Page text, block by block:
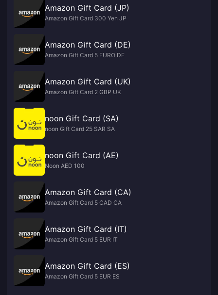
Amazon Gift Card (JP)
Amazon Gift Card 300 Yen JP
Amazon Gift Card (DE)
Amazon Gift Card 5 EURO DE
Amazon Gift Card (UK)
Amazon Gift Card 2 GBP UK
noon Gift Card (SA)
noon Gift Card 25 SAR SA
noon Gift Card (AE)
Noon AED 100
Amazon Gift Card (CA)
Amazon Gift Card 5 CAD CA
Amazon Gift Card (IT)
Amazon Gift Card 5 EUR IT
Amazon Gift Card (ES)
Amazon Gift Card 5 EUR ES